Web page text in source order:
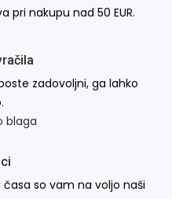
pri nakupu nad 50 EUR.
zadovoljni, ga lahko
blaga
so vam na voljo naši